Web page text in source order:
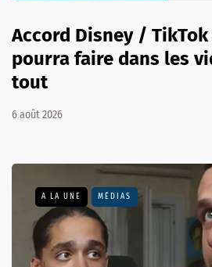
Accord Disney /
pourra faire dans les
tout
6 août 2026
A LA UNE MÉDIAS